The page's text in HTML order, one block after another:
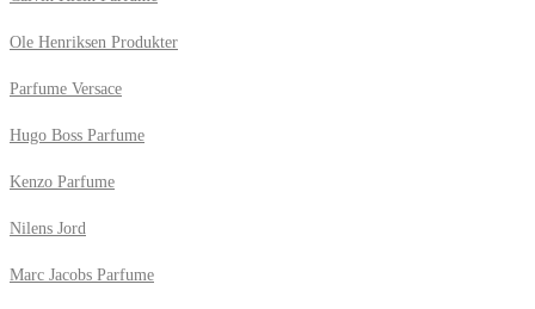
Ole Henriksen Produkter
Parfume Versace
Hugo Boss Parfume
Kenzo Parfume
Nilens Jord
Marc Jacobs Parfume